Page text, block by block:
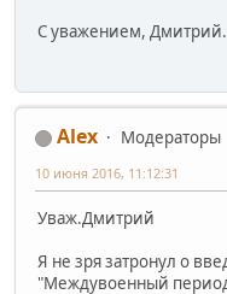
С уважением, Дмитрий.
Alex
Модераторы
10 июня 2016, 11:12:31
Уваж.Дмитрий
Я не зря затронул о
"Междувоенный